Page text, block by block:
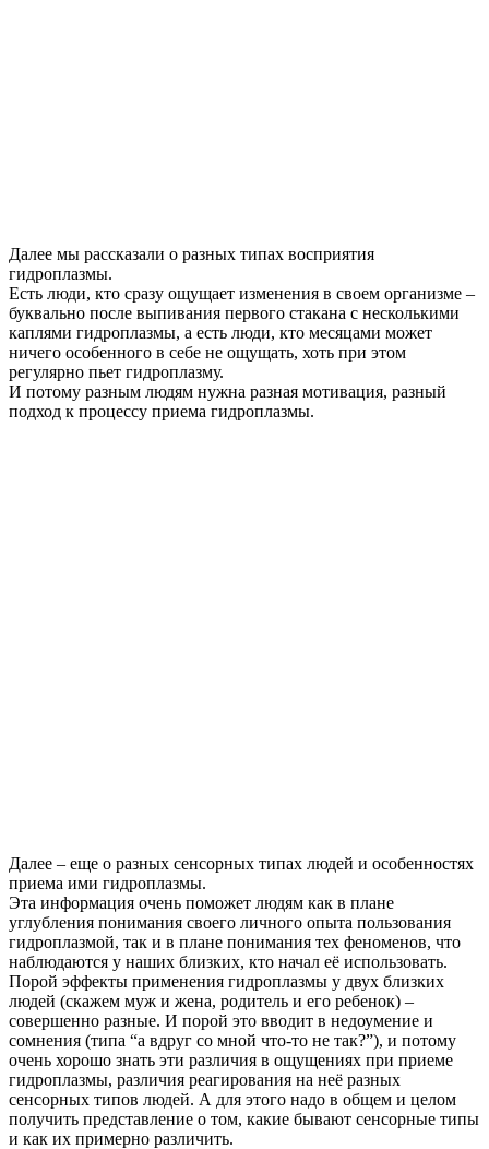
Далее мы рассказали о разных типах восприятия
гидроплазмы.
Есть люди, кто сразу ощущает изменения в своем организме –
буквально после выпивания первого стакана с несколькими
каплями гидроплазмы, а есть люди, кто месяцами может
ничего особенного в себе не ощущать, хоть при этом
регулярно пьет гидроплазму.
И потому разным людям нужна разная мотивация, разный
подход к процессу приема гидроплазмы.
Далее – еще о разных сенсорных типах людей и особенностях
приема ими гидроплазмы.
Эта информация очень поможет людям как в плане
углубления понимания своего личного опыта пользования
гидроплазмой, так и в плане понимания тех феноменов, что
наблюдаются у наших близких, кто начал её использовать.
Порой эффекты применения гидроплазмы у двух близких
людей (скажем муж и жена, родитель и его ребенок) –
совершенно разные. И порой это вводит в недоумение и
сомнения (типа “а вдруг со мной что-то не так?”), и потому
очень хорошо знать эти различия в ощущениях при приеме
гидроплазмы, различия реагирования на неё разных
сенсорных типов людей. А для этого надо в общем и целом
получить представление о том, какие бывают сенсорные типы
и как их примерно различить.